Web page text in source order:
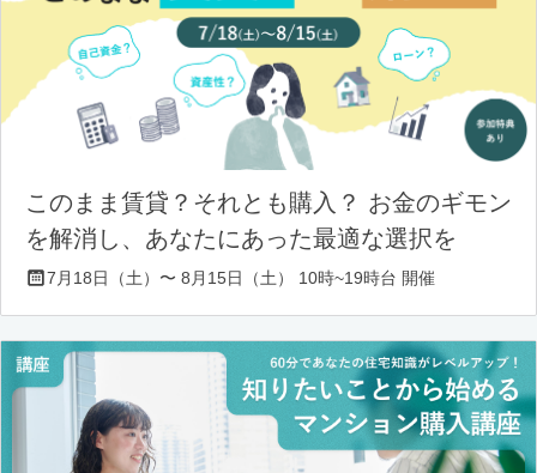
このまま賃貸？それとも購入？ お金のギモン
を解消し、あなたにあった最適な選択を
7月18日（土）〜 8月15日（土） 10時~19時台 開催